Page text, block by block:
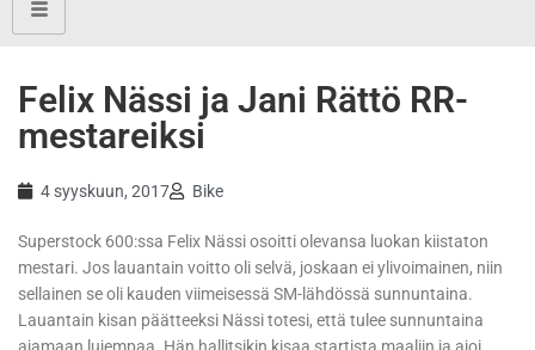
Felix Nässi ja Jani Rättö RR-
mestareiksi
4 syyskuun, 2017 Bike
Superstock 600:ssa Felix Nässi osoitti olevansa luokan kiistaton
mestari. Jos lauantain voitto oli selvä, joskaan ei ylivoimainen, niin
sellainen se oli kauden viimeisessä SM-lähdössä sunnuntaina.
Lauantain kisan päätteeksi Nässi totesi, että tulee sunnuntaina